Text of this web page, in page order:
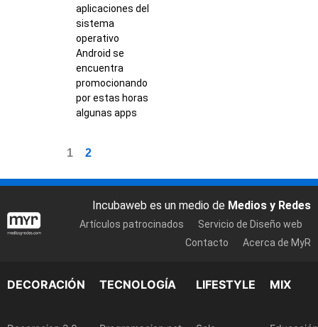
aplicaciones del
sistema
operativo
Android se
encuentra
promocionando
por estas horas
algunas apps
1 2
Incubaweb es un medio de Medios y Redes
Artículos patrocinados
Servicio de Diseño web
Contacto
Acerca de MyR
DECORACIÓN TECNOLOGÍA LIFESTYLE MIX